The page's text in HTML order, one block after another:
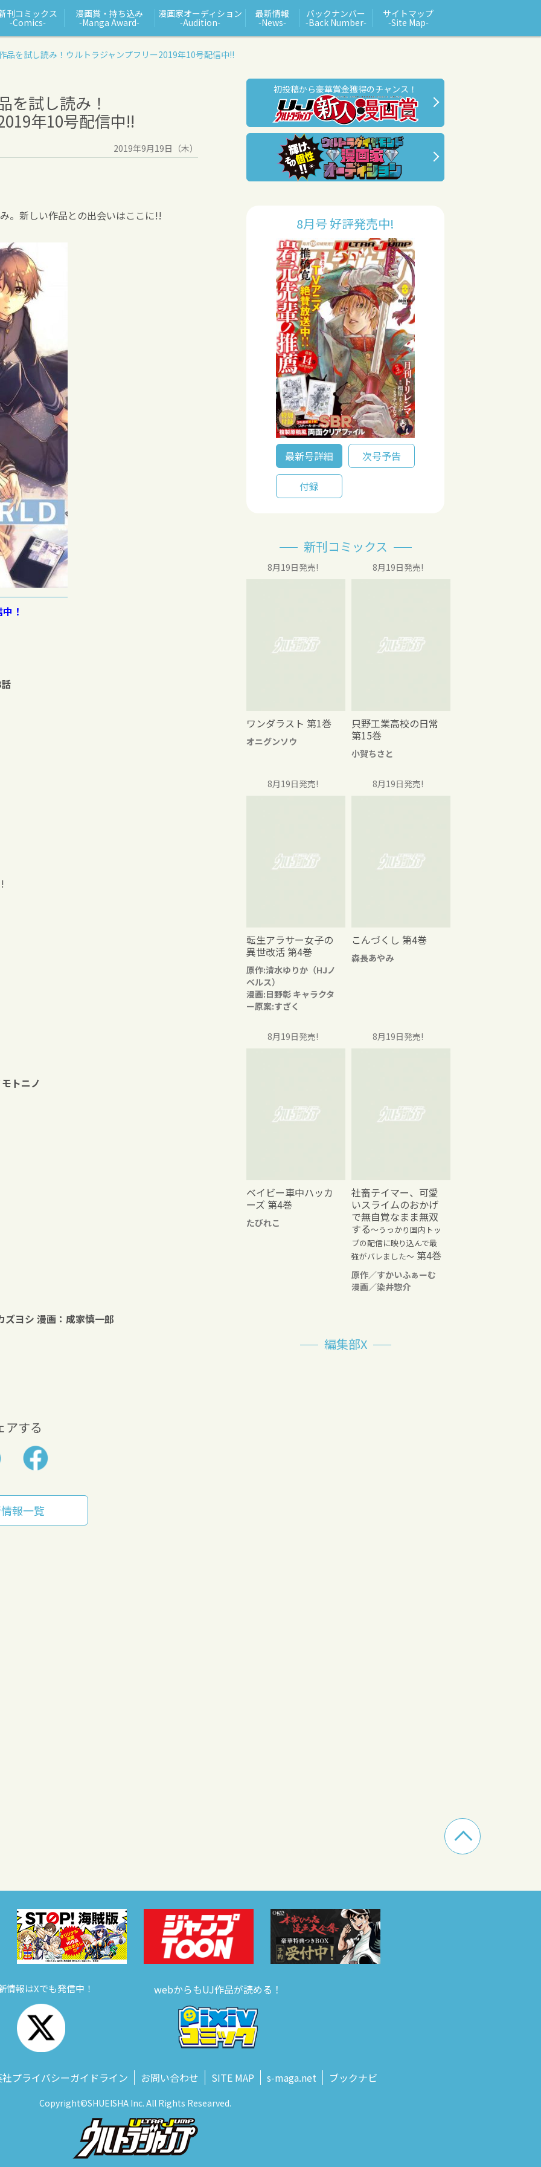
刊コミックス
‑Comics‑
漫画賞・持ち込み
‑Manga Award‑
漫画家オーディション
‑Audition‑
最新情報
‑News‑
バックナンバー
‑Back Number‑
サイトマップ
‑Site Map‑
品を試し読み！ ウルトラジャンプフリー2019年10号配信中!!
を試し読み！
年10号配信中!!
2019年9月19日（木）
。新しい作品との出会いはここに!!
！
トニノ
ヨシ 漫画：成家慎一郎
アする
報一覧
初投稿から豪華賞金獲得のチャンス！
8月号 好評発売中!
最新号詳細 次号予告
付録
新刊コミックス
8月19日発売!
ワンダラスト 第1巻
オニグンソウ
8月19日発売!
只野工業高校の日常
第15巻
小賀ちさと
8月19日発売!
転生アラサー女子の
異世改活 第4巻
原作:清水ゆりか（HJノ
ベルス）
漫画:日野彰 キャラクタ
ー原案:すざく
8月19日発売!
こんづくし 第4巻
森長あやみ
8月19日発売!
ベイビー車中ハッカ
ーズ 第4巻
たびれこ
8月19日発売!
社畜テイマー、可愛
いスライムのおかげ
で無自覚なまま無双
する～うっかり国内トッ
プの配信に映り込んで最
強がバレました～ 第4巻
原作／すかいふぁーむ
漫画／染井惣介
編集部X
情報はXでも発信中！ webからもUJ作品が読める！
プライバシーガイドライン お問い合わせ SITE MAP s‑maga.net ブックナビ
Copyright©SHUEISHA Inc. All Rights Researved.